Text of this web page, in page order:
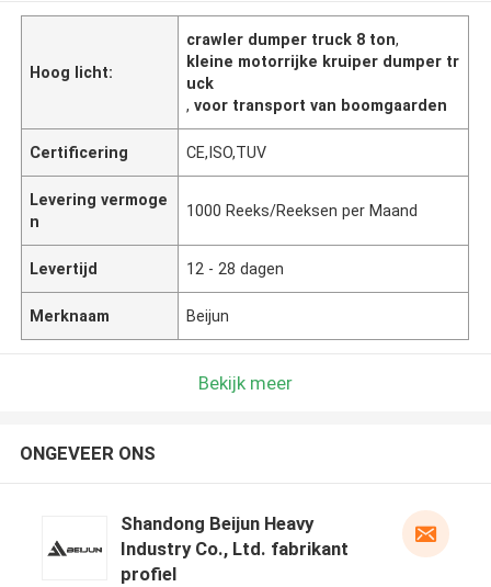
Hoog licht:
crawler dumper truck 8 ton,
kleine motorrijke kruiper dumper tr
uck
,voor transport van boomgaarden
Certificering CE,ISO,TUV
Levering vermoge
n
1000 Reeks/Reeksen per Maand
Levertijd 12 - 28 dagen
Merknaam Beijun
Bekijk meer
ONGEVEER ONS
Shandong Beijun Heavy
Industry Co., Ltd. fabrikant
profiel